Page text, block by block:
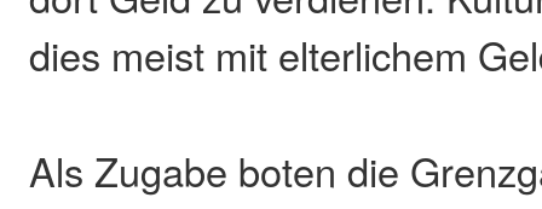
dies meist mit elterlichem
Als Zugabe boten die